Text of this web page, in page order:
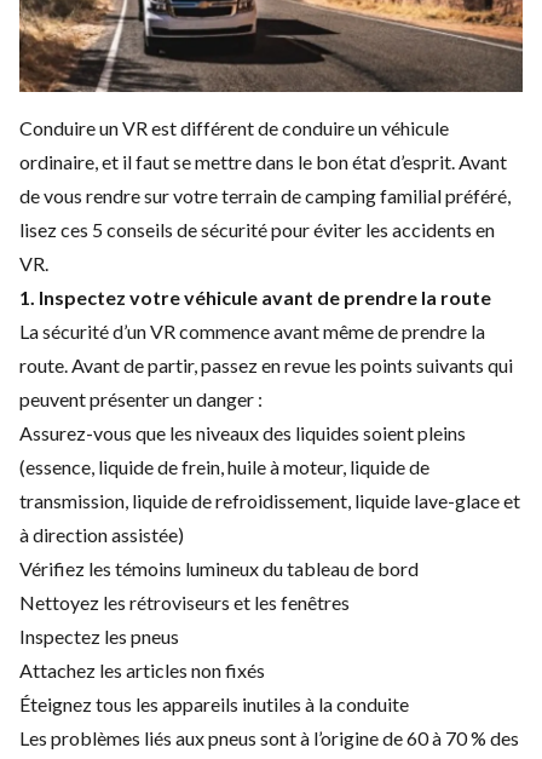
Conduire un VR est différent de conduire un véhicule
ordinaire, et il faut se mettre dans le bon état d’esprit. Avant
de vous rendre sur votre terrain de camping familial préféré,
lisez ces 5 conseils de sécurité pour éviter les accidents en
VR.
1. Inspectez votre véhicule avant de prendre la route
La sécurité d’un VR commence avant même de prendre la
route. Avant de partir, passez en revue les points suivants qui
peuvent présenter un danger :
Assurez-vous que les niveaux des liquides soient pleins
(essence, liquide de frein, huile à moteur, liquide de
transmission, liquide de refroidissement, liquide lave-glace et
à direction assistée)
Vérifiez les témoins lumineux du tableau de bord
Nettoyez les rétroviseurs et les fenêtres
Inspectez les pneus
Attachez les articles non fixés
Éteignez tous les appareils inutiles à la conduite
Les problèmes liés aux pneus sont à l’origine de60 à 70 % des